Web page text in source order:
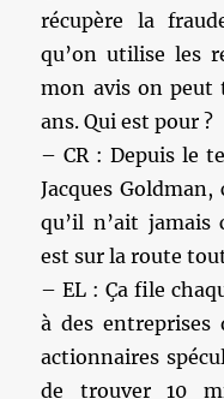
récupère la
qu’on utilise les
mon avis on peut
ans. Qui est pour ?
– CR : Depuis le
Jacques
qu’il n’ait jamais
est sur la route
– EL : Ça file
à des
actionnaires
de trouver 10